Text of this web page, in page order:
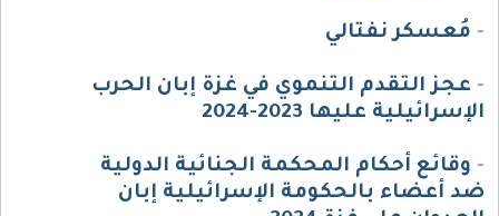
- مُعسكر نفتالي
- عجز التقدم التنموي في غزة إبان الحرب
الإسرائيلية عليها 2023-2024
- وقائع أحكام المحكمة الجنائية الدولية
ضد أعضاء بالحكومة الإسرائيلية إبان